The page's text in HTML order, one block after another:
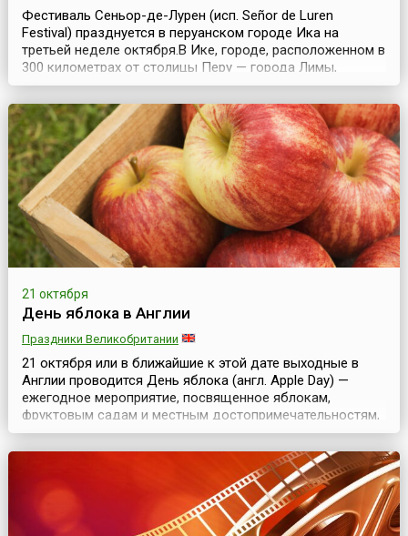
Фестиваль Сеньор-де-Лурен (исп. Señor de Luren
Festival) празднуется в перуанском городе Ика на
третьей неделе октября.В Ике, городе, расположенном в
300 километрах от столицы Перу — города Лимы,
проходит религиозное шествие в честь покровителя
города Иисуса Христа, на которое собирается большое
количество местных жителей и туристов, и
организовываются красочные ярмарки, игры и другие
развлека...
21 октября
День яблока в Англии
Праздники Великобритании
21 октября или в ближайшие к этой дате выходные в
Англии проводится День яблока (англ. Apple Day) —
ежегодное мероприятие, посвященное яблокам,
фруктовым садам и местным достопримечательностям,
которое устраивается по инициативе благотворительной
организации Common Ground с 1990 года.Организаторы
считают, что День яблока — это празднование и
демонстрация многообразия и богатства природы, а